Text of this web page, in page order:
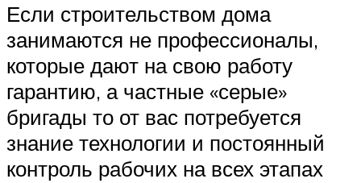
Если строительством дома
занимаются не профессионалы,
которые дают на свою работу
гарантию, а частные «серые»
бригады то от вас потребуется
знание технологии и постоянный
контроль рабочих на всех этапах